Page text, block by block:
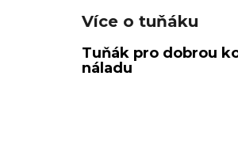
Více o tuňáku
Tuňák pro dobrou
náladu